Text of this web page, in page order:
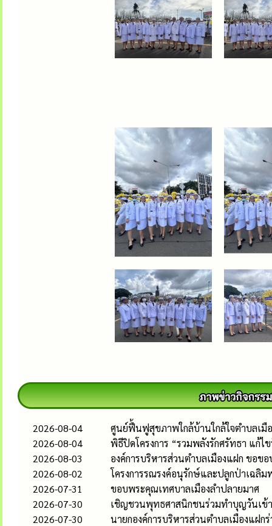
2026-08-04
ศูนย์ฟื้นฟูสุขภาพใกล้บ้านใกล้ใจตำบลเมื
2026-08-04
พิธีปิดโครงการ “รวมพลังรักศรัทธา แก้
2026-08-03
องค์การบริหารส่วนตำบลเมืองแฝก ขอข
2026-08-02
โครงการรณรงค์อนุรักษ์และปลูกป่าเฉลิม
2026-07-31
ขอบพระคุณเทศบาลเมืองลำปลายมาศ
2026-07-30
เชิญชวนพุทธศาสนิกชนร่วมทำบุญวันเข้
2026-07-30
นายกองค์การบริหารส่วนตำบลเมืองแฝ